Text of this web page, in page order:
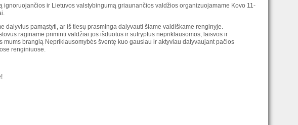
ir Lietuvos valstybingumą griaunančios valdžios organizuojamame Kovo 11-
dalyvius pamąstyti, ar iš tiesų prasminga dalyvauti šiame valdiškame renginyje.
raginame priminti valdžiai jos išduotus ir sutryptus nepriklausomos, laisvos ir
brangią Nepriklausomybės šventę kuo gausiau ir aktyviau dalyvaujant pačios
renginiuose.